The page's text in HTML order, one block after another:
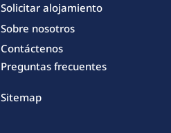
Solicitar alojamiento
Sobre nosotros
Contáctenos
Preguntas frecuentes
Sitemap